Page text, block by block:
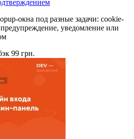
окна под разные задачи: cookie-
уведомление или
99 грн.